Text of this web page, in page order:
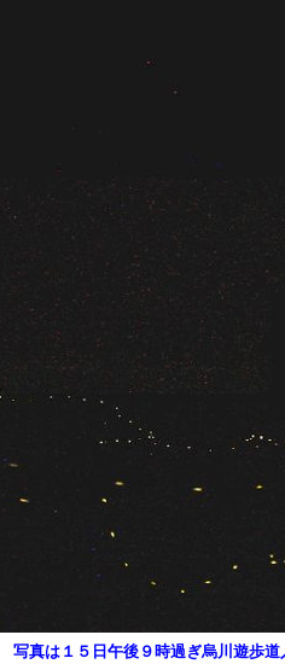
写真は１５日午後９時過ぎ烏川遊歩